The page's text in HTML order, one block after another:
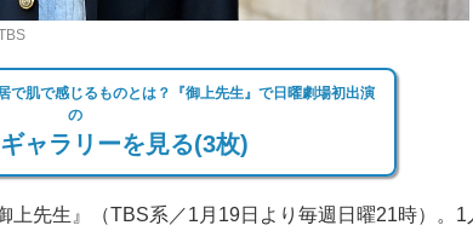
で肌で感じるものとは？『御上先生』で日曜劇場初出演
の
ャラリーを見る(3枚)
先生』（TBS系／1月19日より毎週日曜21時）。1